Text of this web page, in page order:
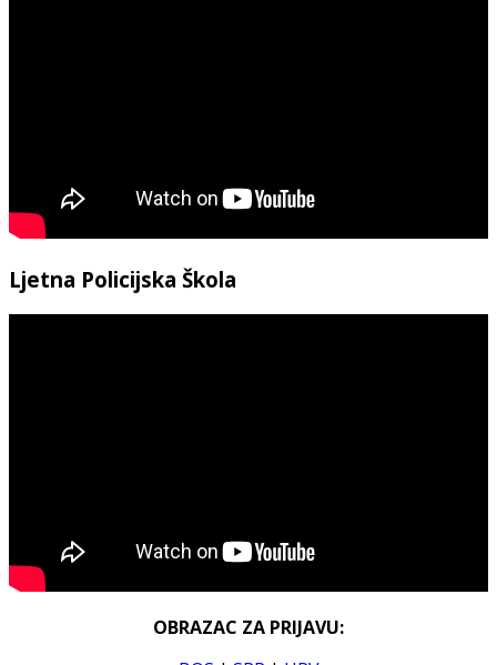
Ljetna Policijska Škola
OBRAZAC ZA PRIJAVU: